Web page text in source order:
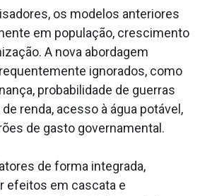
os modelos anteriores
em população, crescimento
A nova abordagem
ignorados, como
probabilidade de guerras
renda, acesso à água potável,
de gasto governamental.
de forma integrada,
efeitos em cascata e